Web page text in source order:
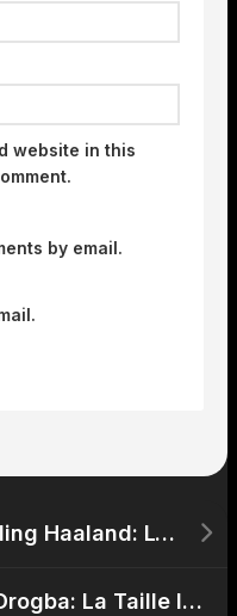
website in this
by email.
Taille Erling Haaland: “Erling Haaland: L’Impact de Sa Taille Sur Ses PerformancesFootballistiques”
Drogba Taille: “Didier Drogba: La Taille Imposante d’un Héros du Football Ivoirien”